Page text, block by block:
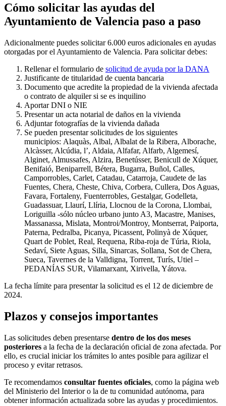
Cómo solicitar las ayudas del
Ayuntamiento de Valencia paso a paso
Adicionalmente puedes solicitar 6.000 euros adicionales en ayudas
otorgadas por el Ayuntamiento de Valencia. Para solicitar debes:
Rellenar el formulario de solicitud de ayuda por la DANA
Justificante de titularidad de cuenta bancaria
Documento que acredite la propiedad de la vivienda afectada
o contrato de alquiler si se es inquilino
Aportar DNI o NIE
Presentar un acta notarial de daños en la vivienda
Adjuntar fotografías de la vivienda dañada
Se pueden presentar solicitudes de los siguientes
municipios: Alaquàs, Albal, Albalat de la Ribera, Alborache,
Alcàsser, Alcúdia, l’, Aldaia, Alfafar, Alfarb, Algemesí,
Alginet, Almussafes, Alzira, Benetússer, Benicull de Xúquer,
Benifaió, Beniparrell, Bétera, Bugarra, Buñol, Calles,
Camporrobles, Carlet, Catadau, Catarroja, Caudete de las
Fuentes, Chera, Cheste, Chiva, Corbera, Cullera, Dos Aguas,
Favara, Fortaleny, Fuenterrobles, Gestalgar, Godelleta,
Guadassuar, Llaurí, Llíria, Llocnou de la Corona, Llombai,
Loriguilla -sólo núcleo urbano junto A3, Macastre, Manises,
Massanassa, Mislata, Montroi/Montroy, Montserrat, Paiporta,
Paterna, Pedralba, Picanya, Picassent, Polinyà de Xúquer,
Quart de Poblet, Real, Requena, Riba-roja de Túria, Riola,
Sedaví, Siete Aguas, Silla, Sinarcas, Sollana, Sot de Chera,
Sueca, Tavernes de la Valldigna, Torrent, Turís, Utiel –
PEDANÍAS SUR, Vilamarxant, Xirivella, Yátova.
La fecha límite para presentar la solicitud es el 12 de diciembre de
2024.
Plazos y consejos importantes
Las solicitudes deben presentarse dentro de los dos meses
posteriores a la fecha de la declaración oficial de zona afectada. Por
ello, es crucial iniciar los trámites lo antes posible para agilizar el
proceso y evitar retrasos.
Te recomendamos consultar fuentes oficiales, como la página web
del Ministerio del Interior o la de tu comunidad autónoma, para
obtener información actualizada sobre las ayudas y procedimientos.